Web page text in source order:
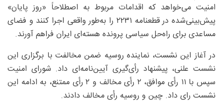
امنیت می‌خواهد که اقدامات مربوط به اصطلاحاً «روز پایان»
پیش‌بینی‌شده در قطعنامه ۲۲۳۱ را به‌طور واقعی اجرا کنند و فضای
مساعدی برای راه‌حل سیاسی پرونده هسته‌ای ایران فراهم آورند.
در آغاز این نشست، نماینده روسیه ضمن مخالفت با برگزاری این
نشست علنی، پیشنهاد رأی‌گیری آیین‌نامه‌ای داد. شورای امنیت
سپس با ۱۱ رأی موافق، ۲ رأی مخالف و ۲ رأی ممتنع، به ادامه این
نشست رای داد. چین و روسیه رأی مخالف دادند.